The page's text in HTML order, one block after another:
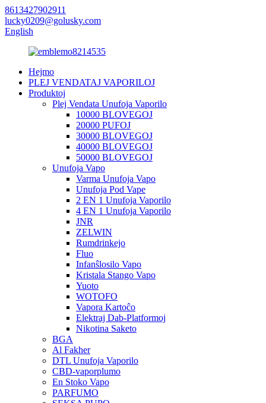
8613427902911
lucky0209@golusky.com
English
Hejmo
PLEJ VENDATAJ VAPORILOJ
Produktoj
Plej Vendata Unufoja Vaporilo
10000 BLOVEGOJ
20000 PUFOJ
30000 BLOVEGOJ
40000 BLOVEGOJ
50000 BLOVEGOJ
Unufoja Vapo
Varma Unufoja Vapo
Unufoja Pod Vape
2 EN 1 Unufoja Vaporilo
4 EN 1 Unufoja Vaporilo
JNR
ZELWIN
Rumdrinkejo
Fluo
Infanŝlosilo Vapo
Kristala Stango Vapo
Yuoto
WOTOFO
Vapora Kartoĉo
Elektraj Dab-Platformoj
Nikotina Saketo
BGA
Al Fakher
DTL Unufoja Vaporilo
CBD-vaporplumo
En Stoko Vapo
PARFUMO